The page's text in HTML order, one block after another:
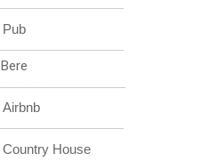
Pub
Bere
Airbnb
Country House